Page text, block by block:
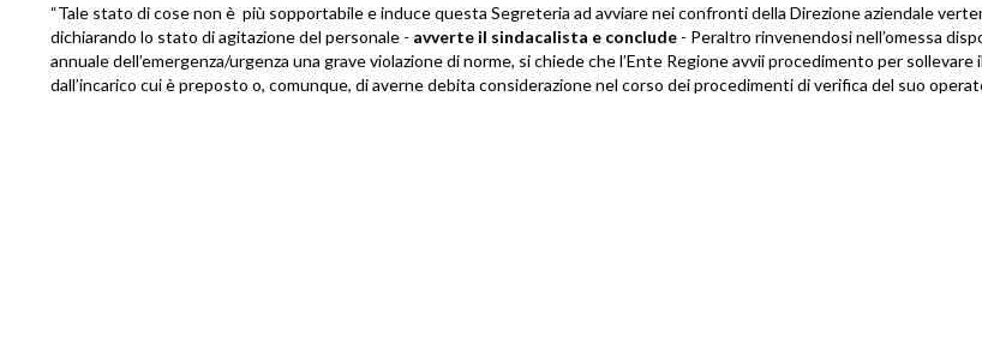
“Tale stato di cose non è più sopportabile e induce questa Segreteria ad avviare nei confronti della Direzione aziendale
dichiarando lo stato di agitazione del personale - avverte il sindacalista e conclude - Peraltro rinvenendosi nell’omessa
annuale dell’emergenza/urgenza una grave violazione di norme, si chiede che l’Ente Regione avvii procedimento per
dall’incarico cui è preposto o, comunque, di averne debita considerazione nel corso dei procedimenti di verifica del suo